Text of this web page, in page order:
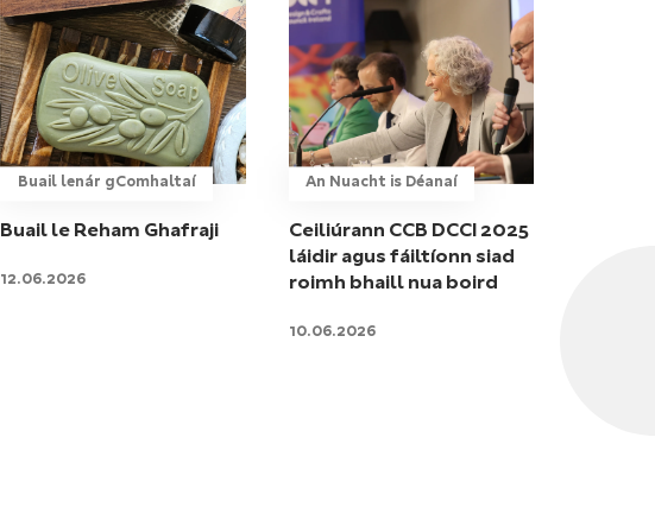
Buail lenár gComhaltaí
Buail le Reham Ghafraji
12.06.2026
An Nuacht is Déanaí
Ceiliúrann CCB DCCI 2025
láidir agus fáiltíonn siad
roimh bhaill nua boird
10.06.2026